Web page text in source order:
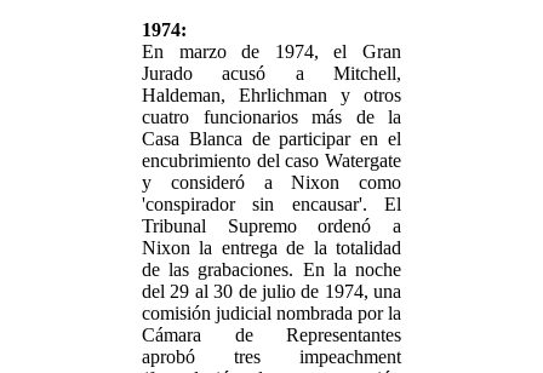
1974:
En marzo de 1974, el Gran
Jurado acusó a Mitchell,
Haldeman, Ehrlichman y otros
cuatro funcionarios más de la
Casa Blanca de participar en el
encubrimiento del caso Watergate
y consideró a Nixon como
'conspirador sin encausar'. El
Tribunal Supremo ordenó a
Nixon la entrega de la totalidad
de las grabaciones. En la noche
del 29 al 30 de julio de 1974, una
comisión judicial nombrada por la
Cámara de Representantes
aprobó tres impeachment